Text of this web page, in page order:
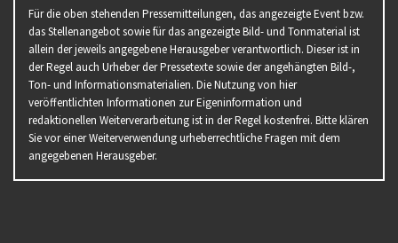
Für die oben stehenden Pressemitteilungen, das angezeigte Event bzw.
das Stellenangebot sowie für das angezeigte Bild- und Tonmaterial ist
allein der jeweils angegebene Herausgeber verantwortlich. Dieser ist in
der Regel auch Urheber der Pressetexte sowie der angehängten Bild-,
Ton- und Informationsmaterialien. Die Nutzung von hier
veröffentlichten Informationen zur Eigeninformation und
redaktionellen Weiterverarbeitung ist in der Regel kostenfrei. Bitte klären
Sie vor einer Weiterverwendung urheberrechtliche Fragen mit dem
angegebenen Herausgeber.